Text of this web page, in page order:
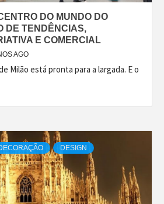
DO MUNDO DO
DE TENDÊNCIAS,
E COMERCIAL
AGO
Milão está pronta para a largada. E o
DESIGN